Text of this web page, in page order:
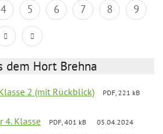
4 5 6 7 8
9
dem Hort Brehna
2 (mit Rückblick)
PDF, 221 kB
4. Klasse PDF, 401 kB 05.04.2024